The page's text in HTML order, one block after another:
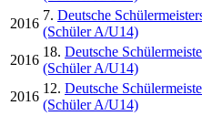
2016
7. Deutsche
(Schüler A/U14)
2016
18. Deutsche
(Schüler A/U14)
2016
12. Deutsche
(Schüler A/U14)